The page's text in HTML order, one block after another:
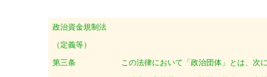
政治資金規制法
（定義等）
第三条
この法律において「政治団体」とは、次